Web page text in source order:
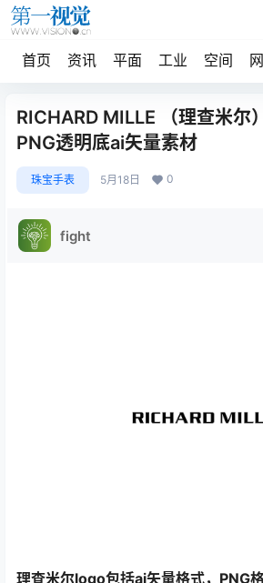
首页 资讯 平面 工业 空间
RICHARD MILLE （理查米尔
PNG透明底ai矢量素材
珠宝手表 5月18日 0
fight
理查米尔logo包括ai矢量格式，PNG